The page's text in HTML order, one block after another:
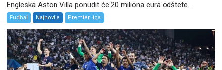
Engleska Aston Villa ponudit će 20 miliona eura odštete...
Fudbal Najnovije Premier liga